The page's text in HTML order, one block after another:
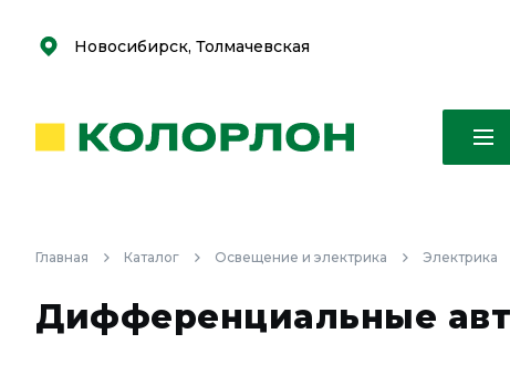
Скоро
Скоро
Новосибирск, Толмачевская
Главная Каталог Освещение и электрика Электрика
Дифференциальные